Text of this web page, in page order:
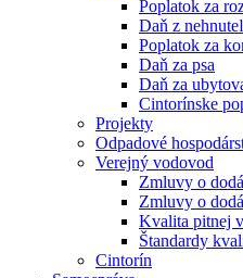
Poplatok za
Daň z
Poplatok za
Daň za psa
Daň za
Cintorínske
Projekty
Odpadové
Verejný vodovod
Zmluvy o
Zmluvy o
Kvalita pitnej
Štandardy
Cintorín